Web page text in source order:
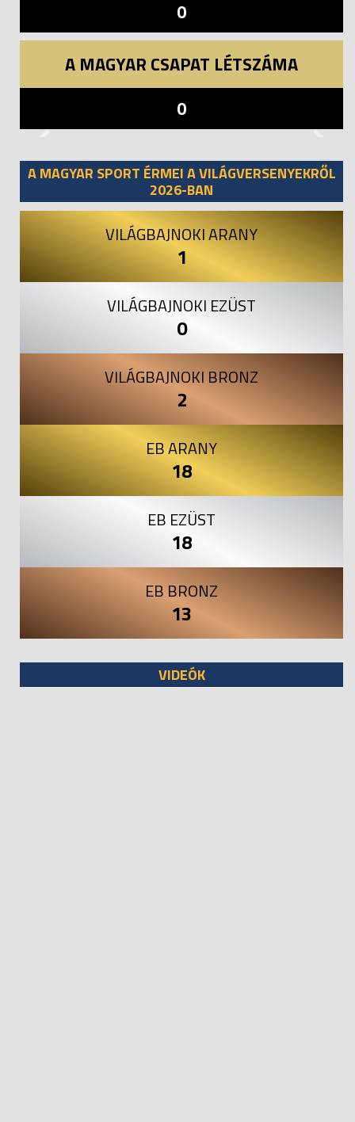
0
A MAGYAR CSAPAT LÉTSZÁMA
0
A MAGYAR SPORT ÉRMEI A VILÁGVERSENYEKRŐL
2026-BAN
VILÁGBAJNOKI ARANY
1
VILÁGBAJNOKI EZÜST
0
VILÁGBAJNOKI BRONZ
2
EB ARANY
18
EB EZÜST
18
EB BRONZ
13
VIDEÓK